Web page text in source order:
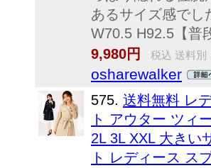
あるサイズ感でし
W70.5 H92.5【普
9,980円
税込 送料別
osharewalker
575. 送料無料 レ
ト アウター ツィ
2L 3L XXL 大きい
ト レディース ス